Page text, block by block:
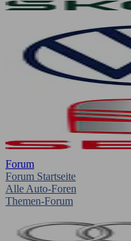
Forum
Forum Startseite
Alle Auto-Foren
Themen-Forum